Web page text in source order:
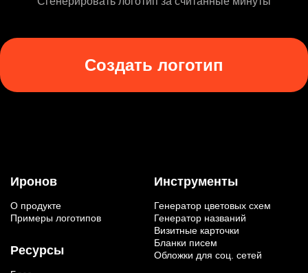
Создать логотип
Иронов
О продукте
Примеры логотипов
Ресурсы
Инструменты
Генератор цветовых схем
Генератор названий
Визитные карточки
Бланки писем
Обложки для соц. сетей